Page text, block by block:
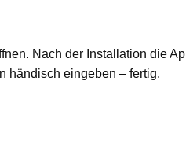
Nach der Installation die
händisch eingeben – fertig.